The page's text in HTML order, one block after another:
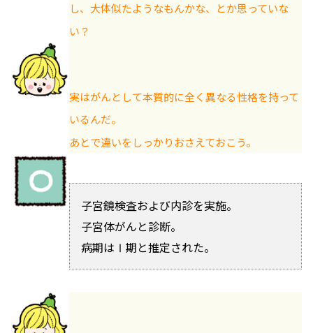
し、大体似たようなもんかな、とか思っていな
い？
実はがんとして本質的に全く異なる性格を持って
いるんだ。
あとで違いをしっかりおさえておこう。
子宮鏡検査および内診を実施。
子宮体がんと診断。
病期はⅠ期と推定された。